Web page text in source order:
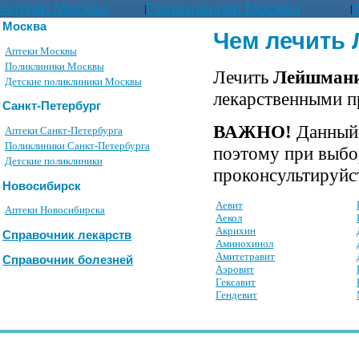
Аптеки Москвы |Поликлиники Москвы |
Москва
Аптеки Москвы
Поликлиники Москвы
Детские поликлиники Москвы
Санкт-Петербург
Аптеки Санкт-Петербурга
Поликлиники Санкт-Петербурга
Детские поликлиники
Новосибирск
Аптеки Новосибирска
Справочник лекарств
Справочник болезней
Чем
Лечить
лекарственными
ВАЖНО! Данный
поэтому при
Аевит
Аекол
Акрихин
Аминохинол
Амитетравит
Аэровит
Гексавит
Гендевит